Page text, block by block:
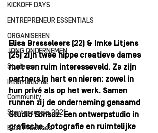
KICKOFF DAYS
ENTREPRENEUR ESSENTIALS
ORGANISEREN
JONG ONDERNEMEN
Studeren
International
Community
Startersessie 2021
Best Practices
Elisa Bresseleers (22) & Imke Litjens
(25) zijn twee hippe creatieve dames
met een ruim interesseveld. Ze zijn
partners in hart en nieren: zowel in
hun privé als op het werk. Samen
runnen zij de onderneming genaamd
Studio Sonsuz. Een ontwerpstudio in
grafische, fotografie en ruimtelijke